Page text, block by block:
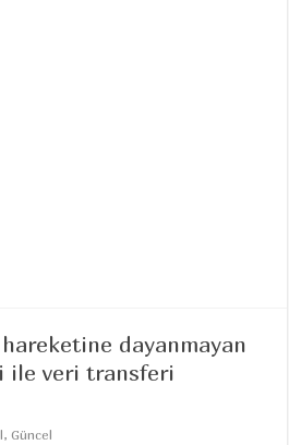
dayanmayan
ile veri transferi
,Güncel